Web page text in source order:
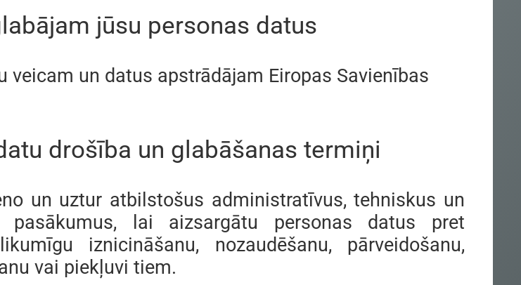
jūsu personas datus
veicam un datus apstrādājam Eiropas Savienības
drošība un glabāšanas termiņi
un uztur atbilstošus administratīvus, tehniskus un
pasākumus, lai aizsargātu personas datus pret
iznicināšanu, nozaudēšanu, pārveidošanu,
vai piekļuvi tiem.